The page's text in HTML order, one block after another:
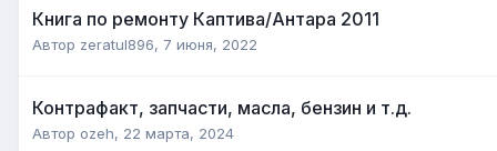
Книга по ремонту Каптива/Антара 2011
Автор zeratul896, 7 июня, 2022
Контрафакт, запчасти, масла, бензин и т.д.
Автор ozeh, 22 марта, 2024